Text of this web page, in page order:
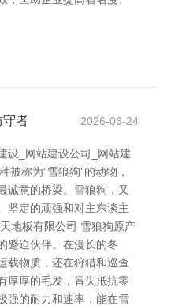
守者 2026-06-24
设_网站建设公司_网站建
被称为“雪狼狗”的动物，
诚意的桥梁。雪狼狗，又
坚定的顽强和对主东谈主
地板有限公司 雪狼狗原产
蹙迫伙伴。在漫长的冬
载物质，还在狩猎和巡查
厚厚的毛发，冒失抵抗零
强的耐力和速率，能在雪